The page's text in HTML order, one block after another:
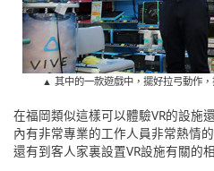
▲ 其中的一款遊戲中，擺好拉弓動作
在福岡類似這樣可以體驗VR的設施
內有非常專業的工作人員非常熱情
還有到客人家裏設置VR設施有關的